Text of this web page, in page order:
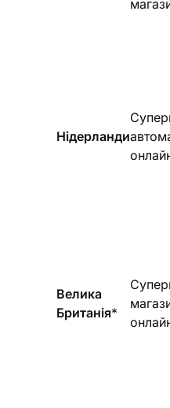
Нідерланди
Велика
Британія*